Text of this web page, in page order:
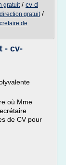
gratuit/ cv d
gratuit/
de
- cv-
où Mme
de CV pour